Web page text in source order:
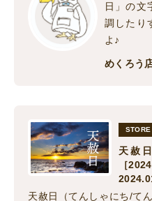
日」の文
調したり
よ♪
めくろう
天赦
［
天赦日（てんしゃにち/て